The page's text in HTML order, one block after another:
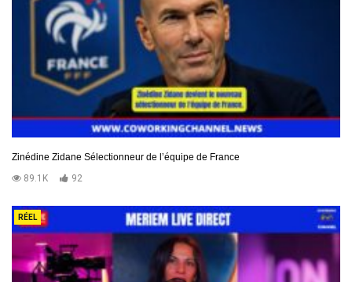
Zinédine Zidane Sélectionneur de l’équipe de France
89.1K
92
RÉEL